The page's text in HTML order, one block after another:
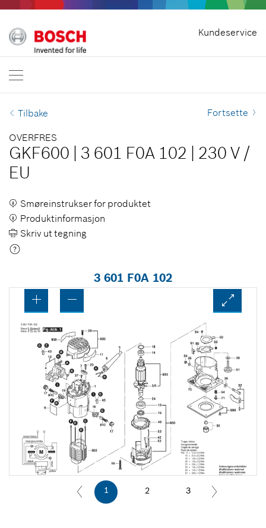
Kundeservice
Hjem
Bosch Professional
Kontakt oss
Tilbake Fortsette
OVERFRES
GKF600 3 601 F0A 102 230 V /
EU
Smøreinstrukser for produktet
Produktinformasjon
Skriv ut tegning
3 601 F0A 102
1 2 3